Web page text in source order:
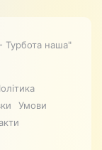
наша"
Умови